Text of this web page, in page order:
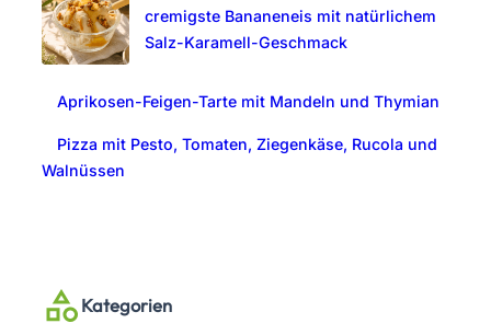
cremigste Bananeneis mit natürlichem
Salz-Karamell-Geschmack
Aprikosen-Feigen-Tarte mit Mandeln und Thymian
Pizza mit Pesto, Tomaten, Ziegenkäse, Rucola und
Walnüssen
Kategorien